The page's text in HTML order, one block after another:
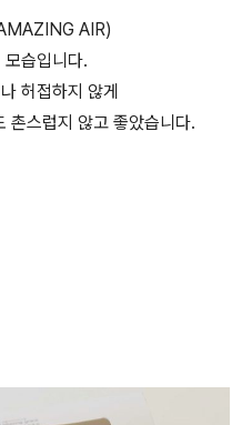
AIR)
습입니다.
허접하지 않게
촌스럽지 않고 좋았습니다.